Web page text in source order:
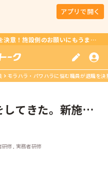
アプリで開く
モラハラ・パワハラに悩む職員が退職を決意！施設側のお願いにもうまく対応できる？
モラハラ・パワハラに悩む職員が退職を
てきた。新施設
修, 実務者研修